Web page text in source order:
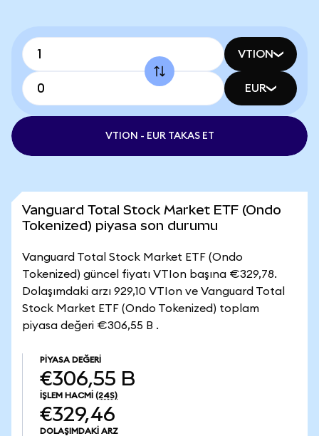
VTION
EUR
VTION - EUR TAKAS ET
Vanguard Total Stock Market ETF (Ondo
Tokenized) piyasa son durumu
Vanguard Total Stock Market ETF (Ondo
Tokenized) güncel fiyatı VTIon başına €329,78.
Dolaşımdaki arzı 929,10 VTIon ve Vanguard Total
Stock Market ETF (Ondo Tokenized) toplam
piyasa değeri €306,55 B .
PIYASA DEĞERI
€306,55 B
İŞLEM HACMI (24S)
€329,46
DOLAŞIMDAKI ARZ